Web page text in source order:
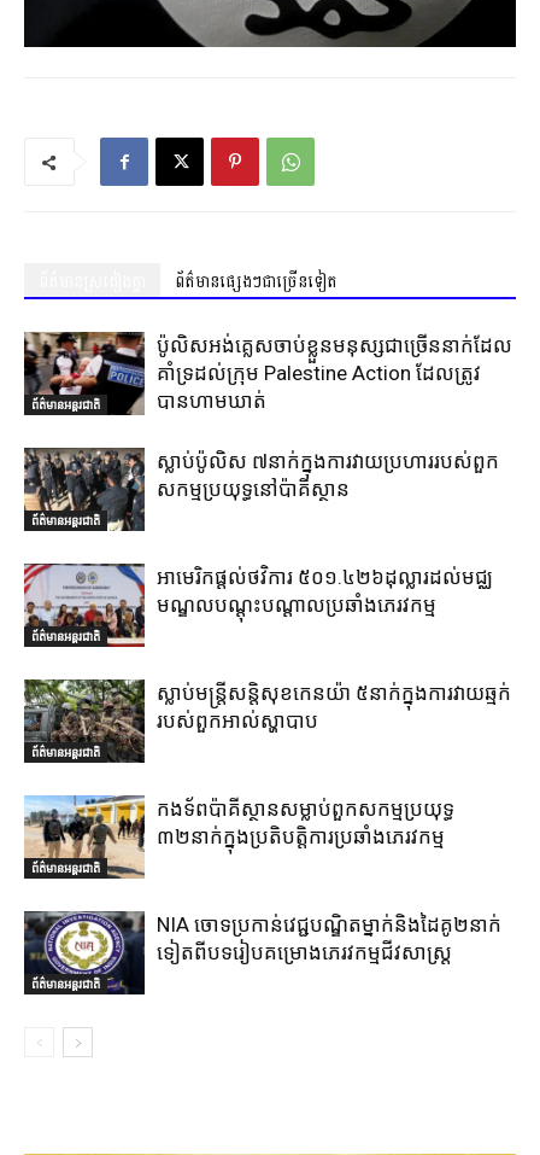
ព័ត៌មានផ្សេងៗជាច្រើនទៀត
ព័ត៌មានអន្តរជាតិ
ប៉ូលិសអង់គ្លេសចាប់ខ្លួនមនុស្សជាច្រើននាក់ដែល
គាំទ្រដល់ក្រុម Palestine Action ដែលត្រូវ
បានហាមឃាត់
ព័ត៌មានអន្តរជាតិ
ស្លាប់ប៉ូលិស ៧នាក់ក្នុងការវាយប្រហាររបស់ពួក
សកម្មប្រយុទ្ធនៅប៉ាគីស្ថាន
ព័ត៌មានអន្តរជាតិ
អាមេរិកផ្តល់ថវិការ ៥០១.៤២៦ដុល្លារដល់មជ្ឈ
មណ្ឌលបណ្តុះបណ្តាលប្រឆាំងភេរវកម្ម
ព័ត៌មានអន្តរជាតិ
ស្លាប់មន្ត្រីសន្តិសុខកេនយ៉ា ៥នាក់ក្នុងការវាយឆ្មក់
របស់ពួកអាល់ស្ហាបាប
ព័ត៌មានអន្តរជាតិ
កងទ័ពប៉ាគីស្ថានសម្លាប់ពួកសកម្មប្រយុទ្ធ
៣២នាក់ក្នុងប្រតិបត្តិការប្រឆាំងភេរវកម្ម
ព័ត៌មានអន្តរជាតិ
NIA ចោទប្រកាន់វេជ្ជបណ្ឌិតម្នាក់និងដៃគូ២នាក់
ទៀតពីបទរៀបគម្រោងភេរវកម្មជីវសាស្ត្រ